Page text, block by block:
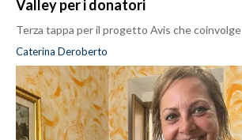
Valley per i donatori
Terza tappa per il progetto Avis che
Caterina Deroberto